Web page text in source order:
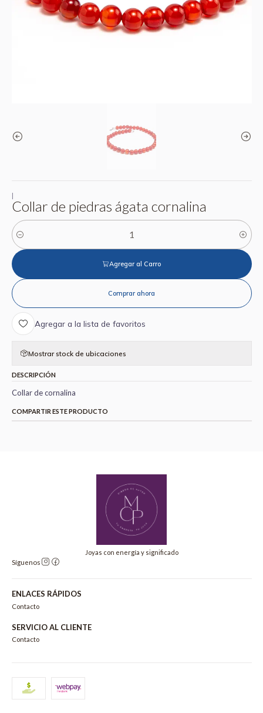
Collar de piedras ágata cornalina
Cantidad
Agregar al Carro
Comprar ahora
Agregar a la lista de favoritos
Mostrar stock de ubicaciones
DESCRIPCIÓN
Collar de cornalina
COMPARTIR ESTE PRODUCTO
Joyas con energía y significado
Síguenos
ENLACES RÁPIDOS
Contacto
SERVICIO AL CLIENTE
Contacto